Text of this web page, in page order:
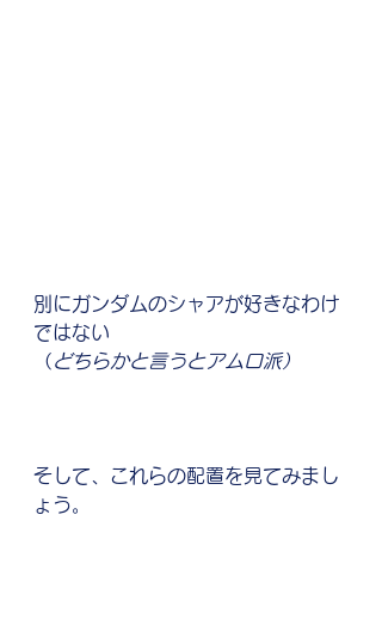
別にガンダムのシャアが好きなわけ
ではない
（どちらかと言うとアムロ派）
そして、これらの配置を見てみまし
ょう。